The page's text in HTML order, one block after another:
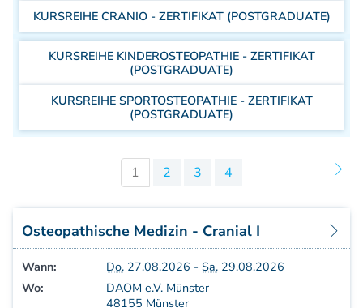
CMD
PNE - Pain Neuroscience Education
Fortbildung - Osteopathie
Grundprogramm
Einführung
Counterstrain I
Muskel-Energie
Craniale Osteopathie I
Viszerale Ostepathie I
BLT/LAS
Aufbauprogramm
Craniale Osteopathie II
Viszerale Osteopathie II
KURSREIHE CRANIO - ZERTIFIKAT (POSTGRADUATE)
KURSREIHE KINDEROSTEOPATHIE - ZERTIFIKAT
(POSTGRADUATE)
KURSREIHE SPORTOSTEOPATHIE - ZERTIFIKAT
(POSTGRADUATE)
1 2 3 4
Osteopathische Medizin - Cranial I
Wann: Do.27.08.2026 - Sa.29.08.2026
Wo:
DAOM e.V. Münster
48155 Münster